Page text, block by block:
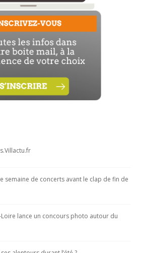
semaine de concerts avant le clap de fin de
lance un concours photo autour du